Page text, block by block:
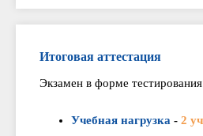
Итоговая аттестация
Экзамен в форме тестирования
Учебная нагрузка - 2